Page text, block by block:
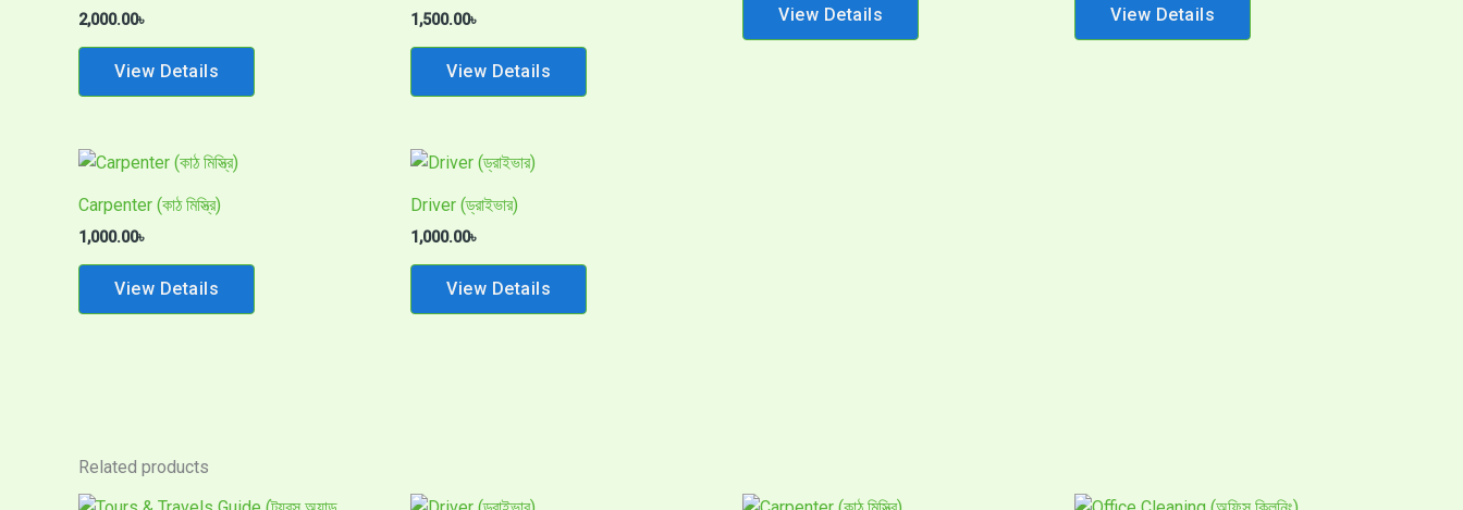
2,000.00৳
View Details
1,500.00৳
View Details
View Details View Details
Carpenter (কাঠ মিস্ত্রি)
1,000.00৳
View Details
Driver (ড্রাইভার)
1,000.00৳
View Details
Related products